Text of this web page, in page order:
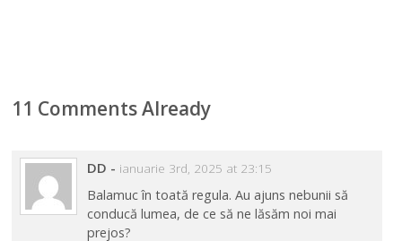
11 Comments Already
DD - ianuarie 3rd, 2025 at 23:15
Balamuc în toată regula. Au ajuns nebunii să
conducă lumea, de ce să ne lăsăm noi mai
prejos?